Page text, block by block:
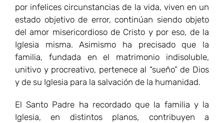
por infelices circunstancias de la vida, viven en un
estado objetivo de error, continúan siendo objeto
del amor misericordioso de Cristo y por eso, de la
Iglesia misma. Asimismo ha precisado que la
familia, fundada en el matrimonio indisoluble,
unitivo y procreativo, pertenece al “sueño” de Dios
y de su Iglesia para la salvación de la humanidad.
El Santo Padre ha recordado que la familia y la
Iglesia, en distintos planos, contribuyen a